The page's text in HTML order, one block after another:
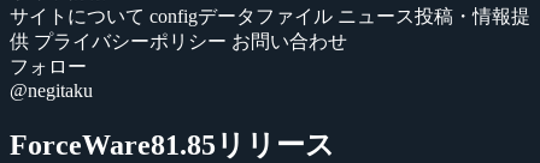
サイトについて configデータファイル ニュース投稿・情報提
供 プライバシーポリシー お問い合わせ
フォロー
@negitaku
ForceWare81.85リリース